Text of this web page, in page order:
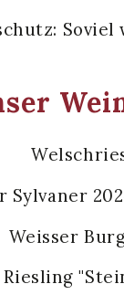
Sylvaner
Weisser
Riesling